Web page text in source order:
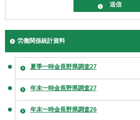
労働関係統計資料
夏季一時金長野県調査27
年末一時金長野県調査27
年末一時金長野県調査26